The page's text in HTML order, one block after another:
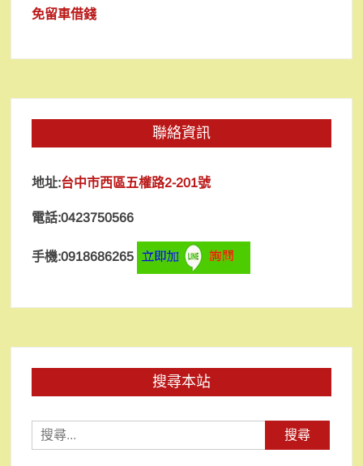
免留車借錢
聯絡資訊
地址:台中市西區五權路2-201號
電話:0423750566
手機:0918686265
搜尋本站
尋